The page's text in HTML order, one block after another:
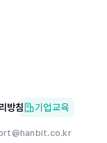
하기 ②
방침 기업교육